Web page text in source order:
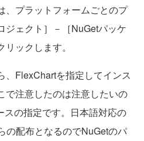
、プラットフォームごとのプ
ジェクト］－［NuGetパッケ
ックします。
FlexChartを指定してインス
で注意したのは注意したいの
スの指定です。日本語対応の
の配布となるのでNuGetのパ